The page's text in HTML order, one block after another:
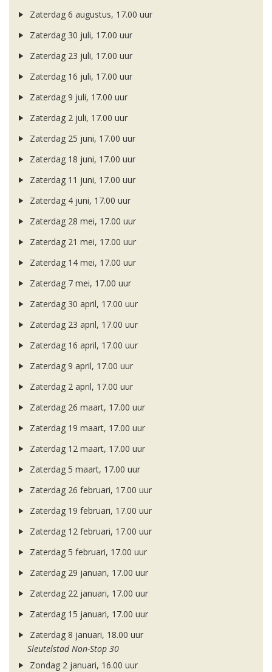
Zaterdag 6 augustus, 17.00 uur
Zaterdag 30 juli, 17.00 uur
Zaterdag 23 juli, 17.00 uur
Zaterdag 16 juli, 17.00 uur
Zaterdag 9 juli, 17.00 uur
Zaterdag 2 juli, 17.00 uur
Zaterdag 25 juni, 17.00 uur
Zaterdag 18 juni, 17.00 uur
Zaterdag 11 juni, 17.00 uur
Zaterdag 4 juni, 17.00 uur
Zaterdag 28 mei, 17.00 uur
Zaterdag 21 mei, 17.00 uur
Zaterdag 14 mei, 17.00 uur
Zaterdag 7 mei, 17.00 uur
Zaterdag 30 april, 17.00 uur
Zaterdag 23 april, 17.00 uur
Zaterdag 16 april, 17.00 uur
Zaterdag 9 april, 17.00 uur
Zaterdag 2 april, 17.00 uur
Zaterdag 26 maart, 17.00 uur
Zaterdag 19 maart, 17.00 uur
Zaterdag 12 maart, 17.00 uur
Zaterdag 5 maart, 17.00 uur
Zaterdag 26 februari, 17.00 uur
Zaterdag 19 februari, 17.00 uur
Zaterdag 12 februari, 17.00 uur
Zaterdag 5 februari, 17.00 uur
Zaterdag 29 januari, 17.00 uur
Zaterdag 22 januari, 17.00 uur
Zaterdag 15 januari, 17.00 uur
Zaterdag 8 januari, 18.00 uur
Sleutelstad Non-Stop 30
Zondag 2 januari, 16.00 uur